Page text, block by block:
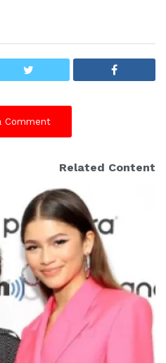
Comment
Related Content